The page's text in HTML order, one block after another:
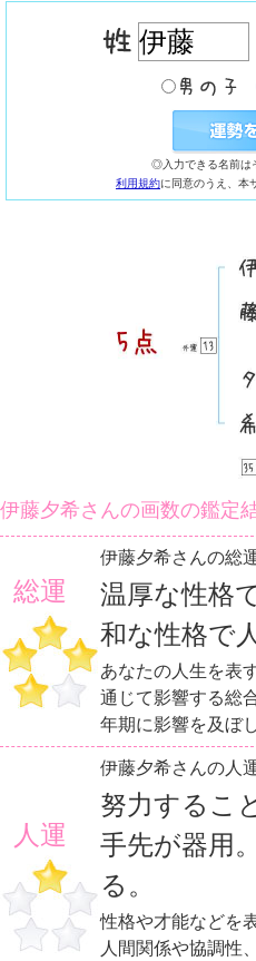
◎入力できる名前は
利用規約に同意のうえ、本
伊藤夕希さんの画数の鑑定
総運
伊藤夕希さんの総
温厚な性格
和な性格で
あなたの人生を表
通じて影響する総
年期に影響を及ぼ
人運
伊藤夕希さんの人
努力するこ
手先が器用
る。
性格や才能などを
人間関係や協調性